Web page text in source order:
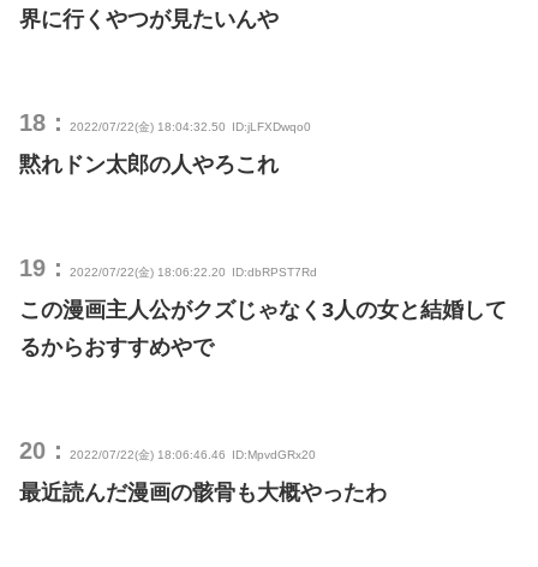
界に行くやつが見たいんや
18： 2022/07/22(金) 18:04:32.50 ID:jLFXDwqo0
黙れドン太郎の人やろこれ
19： 2022/07/22(金) 18:06:22.20 ID:dbRPST7Rd
この漫画主人公がクズじゃなく3人の女と結婚して
るからおすすめやで
20： 2022/07/22(金) 18:06:46.46 ID:MpvdGRx20
最近読んだ漫画の骸骨も大概やったわ